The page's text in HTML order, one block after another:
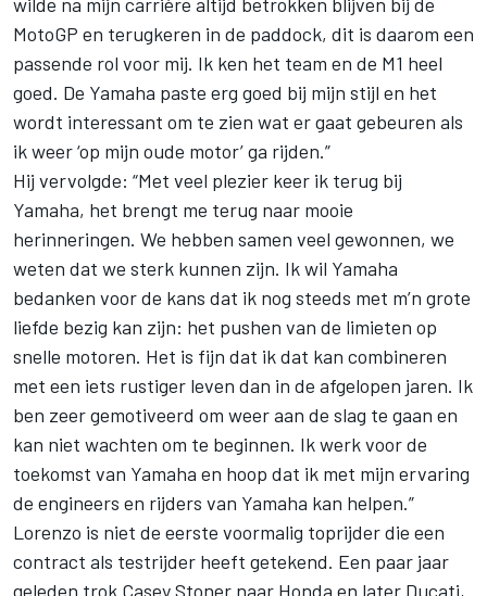
MotoGP en terugkeren in de paddock, dit is daarom een
passende rol voor mij. Ik ken het team en de M1 heel
goed. De Yamaha paste erg goed bij mijn stijl en het
wordt interessant om te zien wat er gaat gebeuren als
ik weer ‘op mijn oude motor’ ga rijden.”
Hij vervolgde: “Met veel plezier keer ik terug bij
Yamaha, het brengt me terug naar mooie
herinneringen. We hebben samen veel gewonnen, we
weten dat we sterk kunnen zijn. Ik wil Yamaha
bedanken voor de kans dat ik nog steeds met m’n grote
liefde bezig kan zijn: het pushen van de limieten op
snelle motoren. Het is fijn dat ik dat kan combineren
met een iets rustiger leven dan in de afgelopen jaren. Ik
ben zeer gemotiveerd om weer aan de slag te gaan en
kan niet wachten om te beginnen. Ik werk voor de
toekomst van Yamaha en hoop dat ik met mijn ervaring
de engineers en rijders van Yamaha kan helpen.”
Lorenzo is niet de eerste voormalig toprijder die een
contract als testrijder heeft getekend. Een paar jaar
geleden trok Casey Stoner naar Honda en later Ducati,